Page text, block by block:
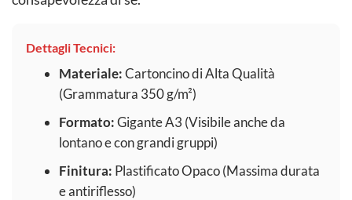
Dettagli Tecnici:
Materiale:Cartoncino di Alta Qualità
(Grammatura 350 g/m²)
Formato:Gigante A3 (Visibile anche da
lontano e con grandi gruppi)
Finitura: Plastificato Opaco (Massima durata
e antiriflesso)